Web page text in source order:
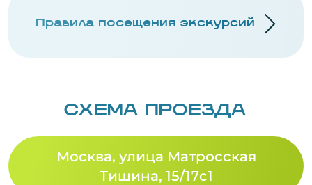
Правила посещения экскурсий
СХЕМА ПРОЕЗДА
Москва, улица Матросская
Тишина, 15/17с1